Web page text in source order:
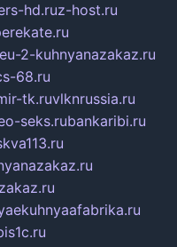
hd.ruz-host.ru
2-kuhnyanazakaz.ru
68.ru
tk.ruvlknrussia.ru
seks.rubankaribi.ru